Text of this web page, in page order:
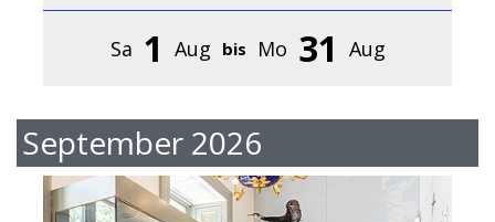
Sa 1 Aug bis Mo 31 Aug
September 2026